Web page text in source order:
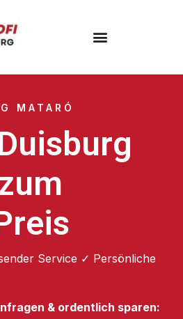
MATARÓ
Service ✓ Persönliche
& ordentlich sparen: